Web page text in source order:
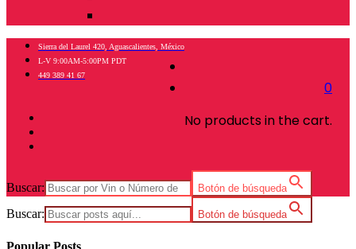
0
No products in the cart.
Sierra del Laurel 420, Aguascalientes, México
L-V 9:00AM-5:00PM PDT
449 389 41 67
Buscar: Botón de búsqueda
Buscar: Botón de búsqueda